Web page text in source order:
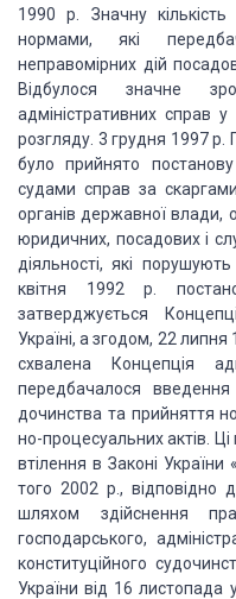
1990 р.
Значну
нормами, які
неправомір­них дій
Відбулося значне
адміністративних справ у
розгляду. 3 грудня 1997 р.
було прийнято
судами справ за
органів державної влади,
юридичних, посадових і
діяльності, які
квітня 1992 р.
затверджується
Україні, а згодом, 22
схвалена Концепція
передбачалося введення
дочинства та прийняття
но-процесуальних актів.
втілення в Законі
того 2002 р., відповідно
шля­хом здійснення
господарсько­го,
конституційного
України від 16 лис­топада